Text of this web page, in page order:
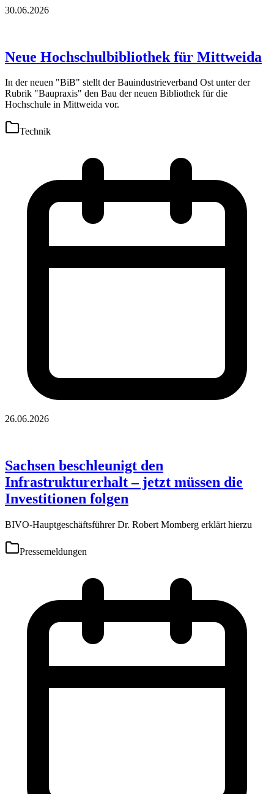
30.06.2026
Neue Hochschulbibliothek für Mittweida
In der neuen "BiB" stellt der Bauindustrieverband Ost unter der
Rubrik "Baupraxis" den Bau der neuen Bibliothek für die
Hochschule in Mittweida vor.
Technik
26.06.2026
Sachsen beschleunigt den
Infrastrukturerhalt – jetzt müssen die
Investitionen folgen
BIVO-Hauptgeschäftsführer Dr. Robert Momberg erklärt hierzu
Pressemeldungen